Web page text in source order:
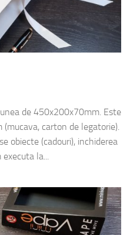
de 450x200x70mm. Este
carton de legatorie).
obiecte (cadouri), inchiderea
la...